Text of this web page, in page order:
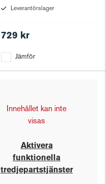
Leverantörslager
729 kr
Jämför
Innehållet kan inte
visas
Aktivera
funktionella
tredjepartstjänster